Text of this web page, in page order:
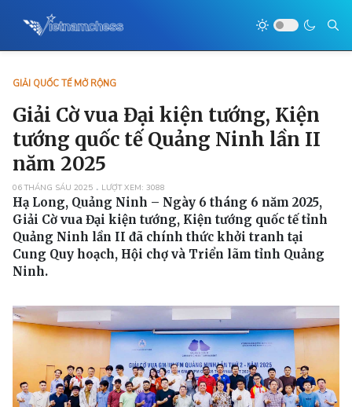
GIẢI QUỐC TẾ MỞ RỘNG
Giải Cờ vua Đại kiện tướng, Kiện
tướng quốc tế Quảng Ninh lần II
năm 2025
06 THÁNG SÁU 2025 LƯỢT XEM: 3088
Hạ Long, Quảng Ninh – Ngày 6 tháng 6 năm 2025,
Giải Cờ vua Đại kiện tướng, Kiện tướng quốc tế tỉnh
Quảng Ninh lần II đã chính thức khởi tranh tại
Cung Quy hoạch, Hội chợ và Triển lãm tỉnh Quảng
Ninh.